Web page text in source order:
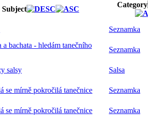
Subject
Category
Seznamka
a bachata - hledám tanečního
Seznamka
salsy Salsa
se mírně pokročilá tanečnice Seznamka
se mírně pokročilá tanečnice Seznamka